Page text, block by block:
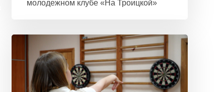
молодежном клубе «На Троицкой»